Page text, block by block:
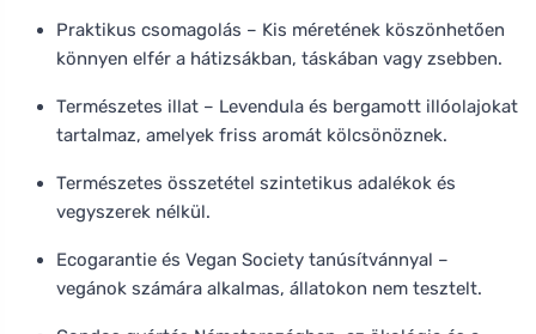
Praktikus csomagolás – Kis méretének köszönhetően
könnyen elfér a hátizsákban, táskában vagy zsebben.
Természetes illat – Levendula és bergamott illóolajokat
tartalmaz, amelyek friss aromát kölcsönöznek.
Természetes összetétel szintetikus adalékok és
vegyszerek nélkül.
Ecogarantie és Vegan Society tanúsítvánnyal –
vegánok számára alkalmas, állatokon nem tesztelt.